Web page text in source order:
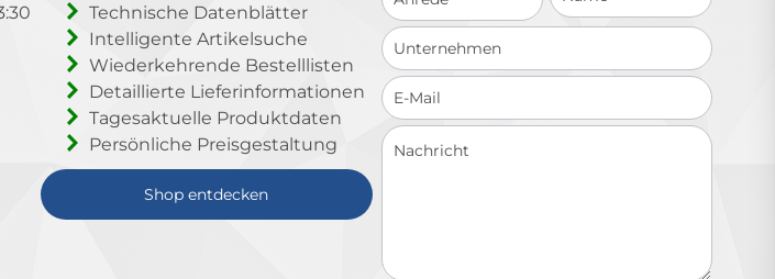
Technische Datenblätter
Intelligente Artikelsuche
Wiederkehrende Bestelllisten
Detaillierte Lieferinformationen
Tagesaktuelle Produktdaten
Persönliche Preisgestaltung
Shop entdecken